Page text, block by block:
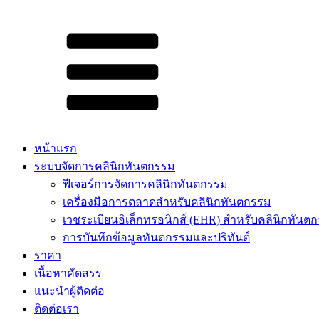
หน้าแรก
ระบบจัดการคลินิกทันตกรรม
ฟีเจอร์การจัดการคลินิกทันตกรรม
เครื่องมือการตลาดสำหรับคลินิกทันตกรรม
เวชระเบียนอิเล็กทรอนิกส์ (EHR) สำหรับคลินิกทันต
การบันทึกข้อมูลทันตกรรมและปริทันต์
ราคา
เนื้อหาคัดสรร​
แนะนำผู้ติดต่อ
ติดต่อเรา